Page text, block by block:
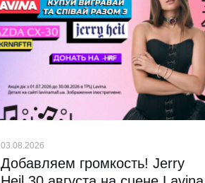
03.08.2026
Добавляем громкость! Jerry